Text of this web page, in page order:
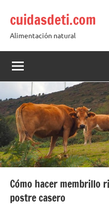
contenido
cuidasdeti.com
Alimentación natural
Cómo hacer membrillo
postre casero